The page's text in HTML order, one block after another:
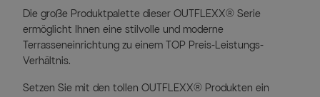
Die große Produktpalette dieser OUTFLEXX® Serie
ermöglicht Ihnen eine stilvolle und moderne
Terrasseneinrichtung zu einem TOP Preis-Leistungs-
Verhältnis.
Setzen Sie mit den tollen OUTFLEXX® Produkten ein